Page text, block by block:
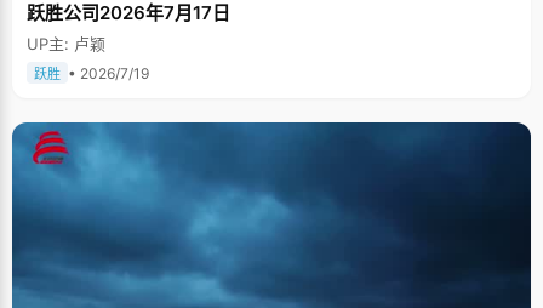
跃胜公司2026年7月17日
UP主: 卢颖
跃胜 • 2026/7/19